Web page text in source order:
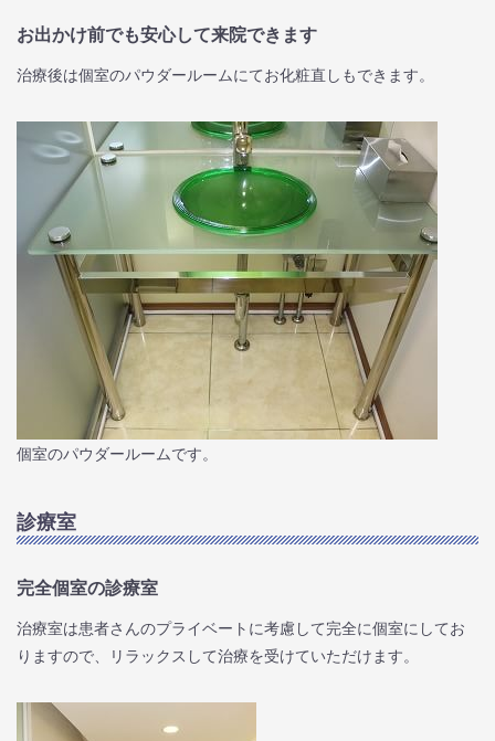
お出かけ前でも安心して来院できます
治療後は個室のパウダールームにてお化粧直しもできます。
個室のパウダールームです。
診療室
完全個室の診療室
治療室は患者さんのプライベートに考慮して完全に個室にしてお
りますので、リラックスして治療を受けていただけます。